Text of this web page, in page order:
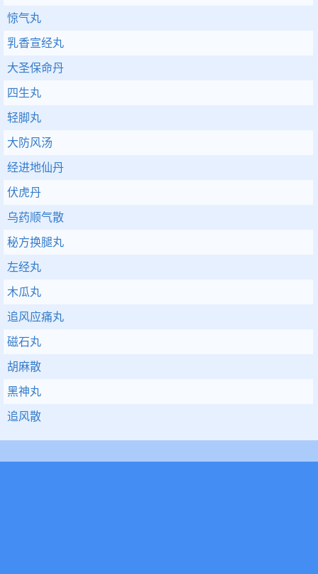
惊气丸
乳香宣经丸
大圣保命丹
四生丸
轻脚丸
大防风汤
经进地仙丹
伏虎丹
乌药顺气散
秘方换腿丸
左经丸
木瓜丸
追风应痛丸
磁石丸
胡麻散
黑神丸
追风散